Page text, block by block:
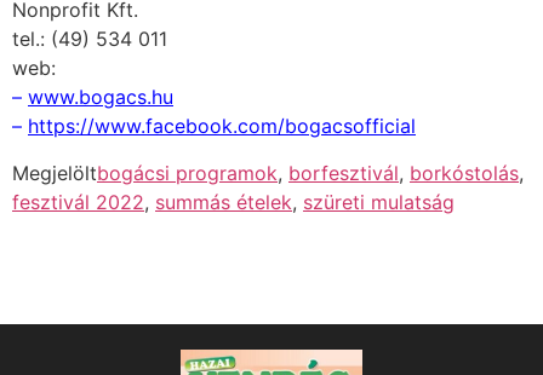
Nonprofit Kft.
tel.: (49) 534 011
web:
– www.bogacs.hu
– https://www.facebook.com/bogacsofficial
Megjelöltbogácsi programok, borfesztivál, borkóstolás,
fesztivál 2022, summás ételek, szüreti mulatság